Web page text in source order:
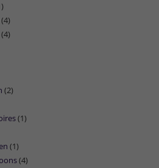
(4)
(4)
(2)
(1)
(1)
(4)